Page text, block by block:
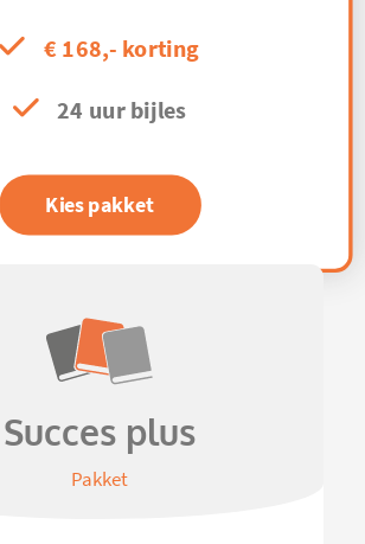
€ 168,- korting
24 uur bijles
Kies pakket
Succes plus
Pakket